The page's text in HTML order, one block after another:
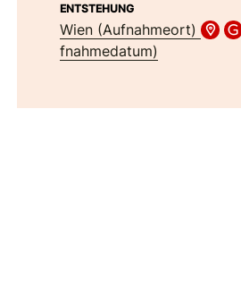
ENTSTEHUNG
Wien (Aufnahmeort)
fnahmedatum)